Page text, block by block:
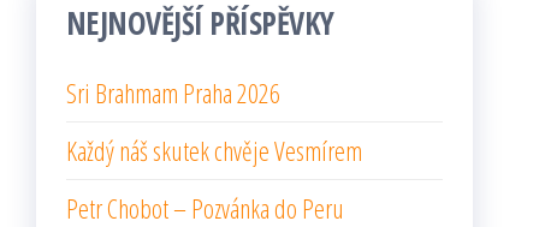
NEJNOVĚJŠÍ PŘÍSPĚVKY
Sri Brahmam Praha 2026
Každý náš skutek chvěje Vesmírem
Petr Chobot – Pozvánka do Peru